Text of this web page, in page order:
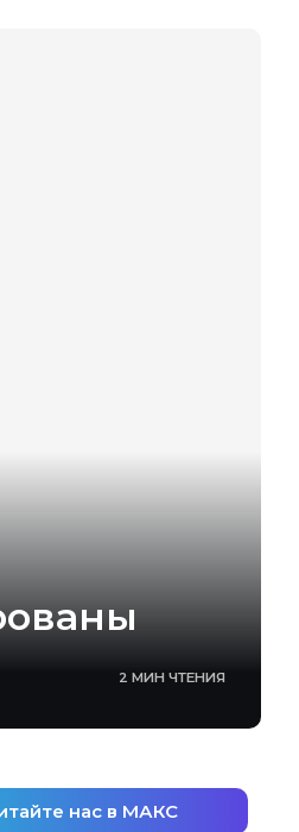
2 МИН ЧТЕНИЯ
нас в МАКС